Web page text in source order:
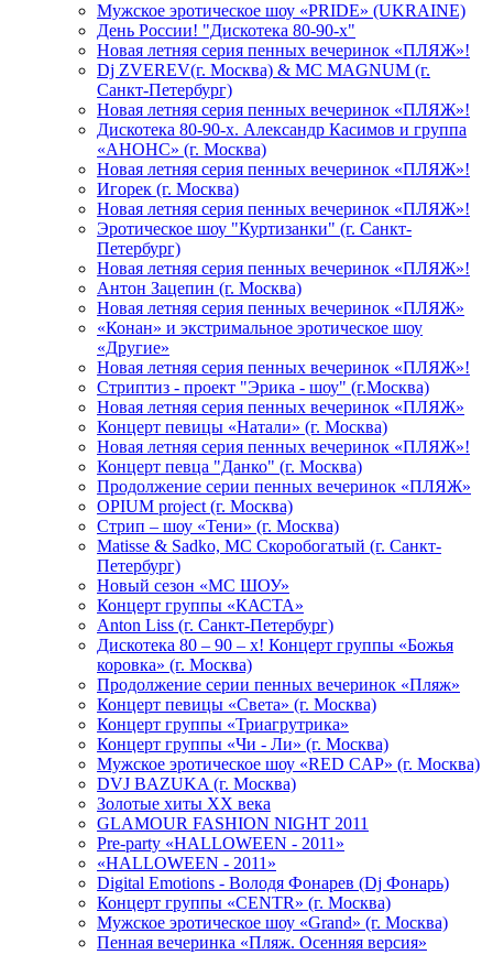
Мужское эротическое шоу «PRIDE» (UKRAINE)
День России! "Дискотека 80-90-х"
Новая летняя серия пенных вечеринок «ПЛЯЖ»!
Dj ZVEREV(г. Москва) & MC MAGNUM (г.
Санкт-Петербург)
Новая летняя серия пенных вечеринок «ПЛЯЖ»!
Дискотека 80-90-х. Александр Касимов и группа
«АНОНС» (г. Москва)
Новая летняя серия пенных вечеринок «ПЛЯЖ»!
Игорек (г. Москва)
Новая летняя серия пенных вечеринок «ПЛЯЖ»!
Эротическое шоу "Куртизанки" (г. Санкт-
Петербург)
Новая летняя серия пенных вечеринок «ПЛЯЖ»!
Антон Зацепин (г. Москва)
Новая летняя серия пенных вечеринок «ПЛЯЖ»
«Конан» и экстримальное эротическое шоу
«Другие»
Новая летняя серия пенных вечеринок «ПЛЯЖ»!
Стриптиз - проект "Эрика - шоу" (г.Москва)
Новая летняя серия пенных вечеринок «ПЛЯЖ»
Концерт певицы «Натали» (г. Москва)
Новая летняя серия пенных вечеринок «ПЛЯЖ»!
Концерт певца "Данко" (г. Москва)
Продолжение серии пенных вечеринок «ПЛЯЖ»
OPIUM project (г. Москва)
Стрип – шоу «Тени» (г. Москва)
Matissе & Sadko, MC Скоробогатый (г. Санкт-
Петербург)
Новый сезон «МС ШОУ»
Концерт группы «КАСТА»
Anton Liss (г. Санкт-Петербург)
Дискотека 80 – 90 – х! Концерт группы «Божья
коровка» (г. Москва)
Продолжение серии пенных вечеринок «Пляж»
Концерт певицы «Света» (г. Москва)
Концерт группы «Триагрутрика»
Концерт группы «Чи - Ли» (г. Москва)
Мужское эротическое шоу «RED CAP» (г. Москва)
DVJ BAZUKA (г. Москва)
Золотые хиты XX века
GLAMOUR FASHION NIGHT 2011
Pre-party «HALLOWEEN - 2011»
«HALLOWEEN - 2011»
Digital Emotions - Володя Фонарев (Dj Фонарь)
Концерт группы «CENTR» (г. Москва)
Мужское эротическое шоу «Grand» (г. Москва)
Пенная вечеринка «Пляж. Осенняя версия»